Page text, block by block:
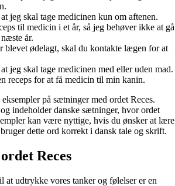
jeg skal tage medicinen kun om aftenen.
til medicin i et år, så jeg behøver ikke at gå
år.
blevet ødelagt, skal du kontakte lægen for at
jeg skal tage medicinen med eller uden mad.
receps for at få medicin til min kanin.
på sætninger med ordet Reces.
indeholder danske sætninger, hvor ordet
kan være nyttige, hvis du ønsker at lære
dette ord korrekt i dansk tale og skrift.
Reces
at udtrykke vores tanker og følelser er en